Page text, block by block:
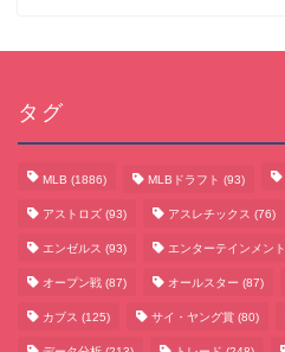
タグ
MLB (1886) MLBドラフト (93)
アストロズ (93) アスレチックス (76)
エンゼルス (93) エンターテインメント
オープン戦 (87) オールスター (87)
カブス (125) サイ・ヤング賞 (80)